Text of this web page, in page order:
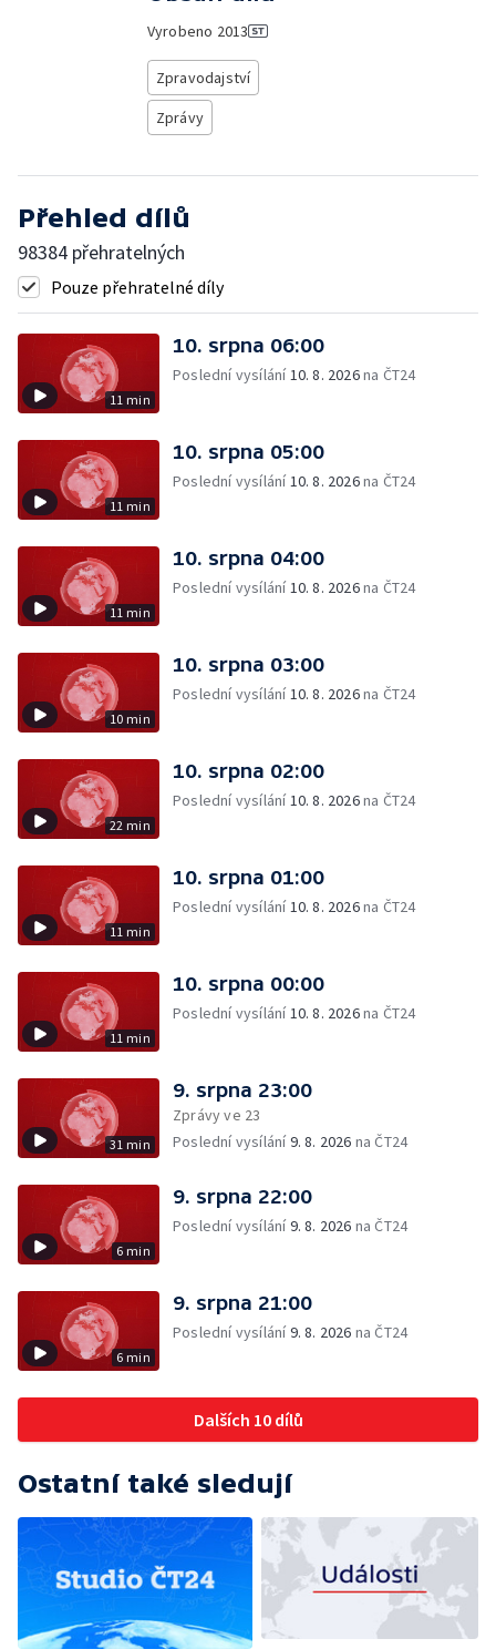
Vyrobeno 2013
Zpravodajství
Zprávy
Přehled dílů
98384 přehratelných
Pouze přehratelné díly
11 min
10. srpna 06:00
Poslední vysílání10. 8. 2026na ČT24
11 min
10. srpna 05:00
Poslední vysílání10. 8. 2026na ČT24
11 min
10. srpna 04:00
Poslední vysílání10. 8. 2026na ČT24
10 min
10. srpna 03:00
Poslední vysílání10. 8. 2026na ČT24
22 min
10. srpna 02:00
Poslední vysílání10. 8. 2026na ČT24
11 min
10. srpna 01:00
Poslední vysílání10. 8. 2026na ČT24
11 min
10. srpna 00:00
Poslední vysílání10. 8. 2026na ČT24
31 min
9. srpna 23:00
Zprávy ve 23
Poslední vysílání9. 8. 2026 na ČT24
6 min
9. srpna 22:00
Poslední vysílání9. 8. 2026 na ČT24
6 min
9. srpna 21:00
Poslední vysílání9. 8. 2026 na ČT24
Dalších 10 dílů
Ostatní také sledují